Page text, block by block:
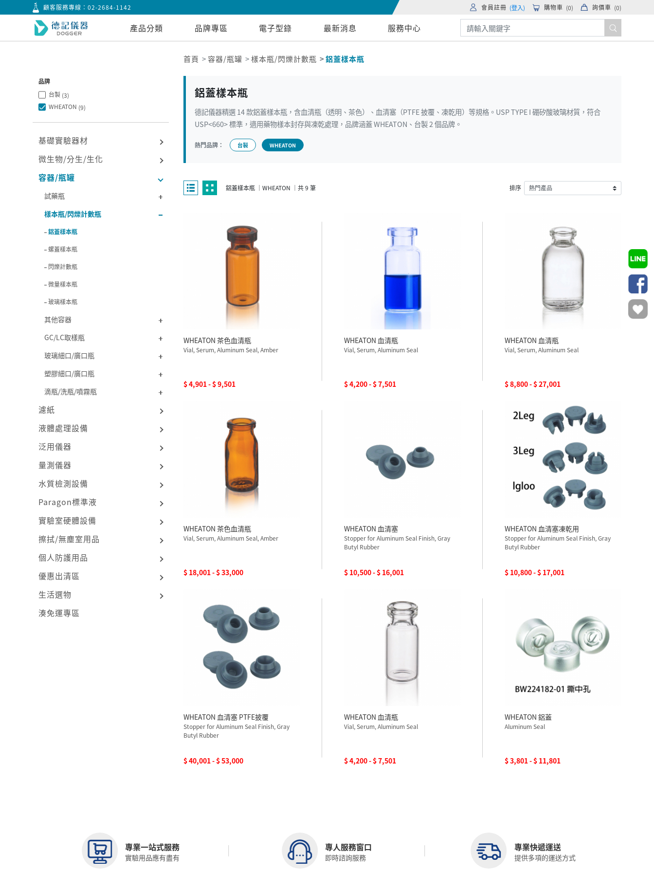
顧客服務專線：02-2684-1142 會員註冊 (登入) 購物車 (0) 詢價車 (0)
產品分類 品牌專區 電子型錄 最新消息 服務中心
首頁 容器/瓶罐 樣本瓶/閃爍計數瓶 鋁蓋樣本瓶
品牌
台製 (3)
WHEATON (9)
基礎實驗器材
微生物/分生/生化
容器/瓶罐
試藥瓶
樣本瓶/閃爍計數瓶
鋁蓋樣本瓶
螺蓋樣本瓶
閃爍計數瓶
微量樣本瓶
玻璃樣本瓶
其他容器
GC/LC取樣瓶
玻璃細口/廣口瓶
塑膠細口/廣口瓶
滴瓶/洗瓶/噴霧瓶
濾紙
液體處理設備
泛用儀器
量測儀器
水質檢測設備
Paragon標準液
實驗室硬體設備
擦拭/無塵室用品
個人防護用品
優惠出清區
生活選物
湊免運專區
鋁蓋樣本瓶
德記儀器精選 14 款鋁蓋樣本瓶，含血清瓶（透明、茶色）、血清塞（PTFE 披覆、凍乾用）等規格。USP TYPE I 硼矽酸玻璃材質，符合
USP<660> 標準，適用藥物樣本封存與凍乾處理，品牌涵蓋 WHEATON、台製 2 個品牌。
熱門品牌： 台製 WHEATON
鋁蓋樣本瓶 ｜WHEATON ｜共 9 筆 排序
WHEATON 茶色血清瓶
Vial, Serum, Aluminum Seal, Amber
$ 4,901 - $ 9,501
WHEATON 血清瓶
Vial, Serum, Aluminum Seal
$ 4,200 - $ 7,501
WHEATON 血清瓶
Vial, Serum, Aluminum Seal
$ 8,800 - $ 27,001
WHEATON 茶色血清瓶
Vial, Serum, Aluminum Seal, Amber
$ 18,001 - $ 33,000
WHEATON 血清塞
Stopper for Aluminum Seal Finish, Gray
Butyl Rubber
$ 10,500 - $ 16,001
WHEATON 血清塞凍乾用
Stopper for Aluminum Seal Finish, Gray
Butyl Rubber
$ 10,800 - $ 17,001
WHEATON 血清塞 PTFE披覆
Stopper for Aluminum Seal Finish, Gray
Butyl Rubber
$ 40,001 - $ 53,000
WHEATON 血清瓶
Vial, Serum, Aluminum Seal
$ 4,200 - $ 7,501
WHEATON 鋁蓋
Aluminum Seal
$ 3,801 - $ 11,801
專業一站式服務
實驗用品應有盡有
專人服務窗口
即時諮詢服務
專業快遞運送
提供多項的運送方式